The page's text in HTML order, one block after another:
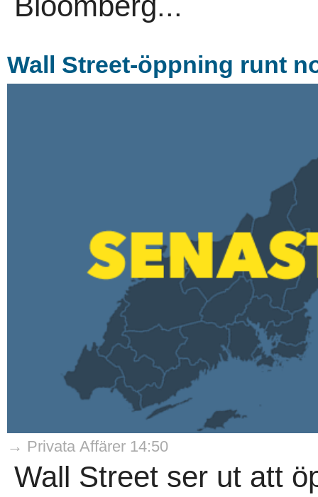
Wall Street-öppning runt
→ Privata Affärer 14:50
Wall Street ser ut att